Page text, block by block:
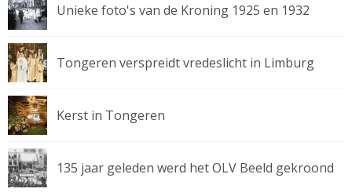
Unieke foto's van de Kroning 1925 en 1932
Tongeren verspreidt vredeslicht in Limburg
Kerst in Tongeren
135 jaar geleden werd het OLV Beeld gekroond